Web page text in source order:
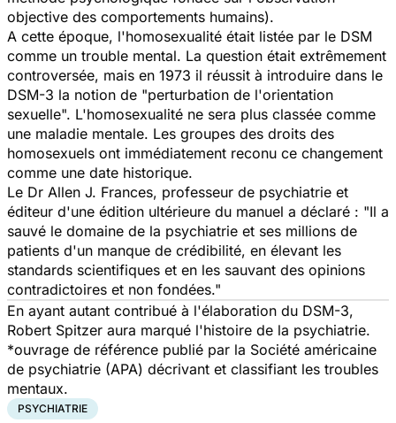
objective des comportements humains).
A cette époque, l'homosexualité était listée par le DSM
comme un trouble mental. La question était extrêmement
controversée, mais en 1973 il réussit à introduire dans le
DSM-3 la notion de "perturbation de l'orientation
sexuelle". L'homosexualité ne sera plus classée comme
une maladie mentale. Les groupes des droits des
homosexuels ont immédiatement reconu ce changement
comme une date historique.
Le Dr Allen J. Frances, professeur de psychiatrie et
éditeur d'une édition ultérieure du manuel a déclaré : "Il a
sauvé le domaine de la psychiatrie et ses millions de
patients d'un manque de crédibilité, en élevant les
standards scientifiques et en les sauvant des opinions
contradictoires et non fondées."
En ayant autant contribué à l'élaboration du DSM-3,
Robert Spitzer aura marqué l'histoire de la psychiatrie.
*ouvrage de référence publié par la Société américaine
de psychiatrie (APA) décrivant et classifiant les troubles
mentaux.
PSYCHIATRIE